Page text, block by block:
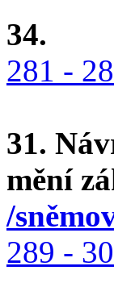
34.
281 -
31.
mění
/
289 -